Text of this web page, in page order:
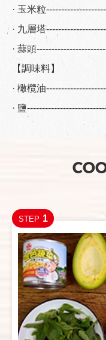
· 玉米粒
· 九層塔
· 蒜頭
【調味料】
· 橄欖油
· 鹽
STEP 1